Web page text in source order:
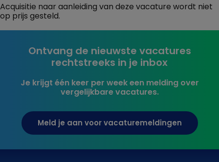
Acquisitie naar aanleiding van deze vacature wordt niet
op prijs gesteld.
Ontvang de nieuwste vacatures
rechtstreeks in je inbox
Je krijgt één keer per week een melding over
vergelijkbare vacatures.
Meld je aan voor vacaturemeldingen